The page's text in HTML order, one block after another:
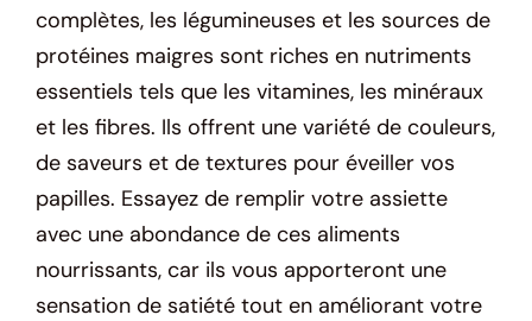
complètes, les légumineuses et les sources de
protéines maigres sont riches en nutriments
essentiels tels que les vitamines, les minéraux
et les fibres. Ils offrent une variété de couleurs,
de saveurs et de textures pour éveiller vos
papilles. Essayez de remplir votre assiette
avec une abondance de ces aliments
nourrissants, car ils vous apporteront une
sensation de satiété tout en améliorant votre